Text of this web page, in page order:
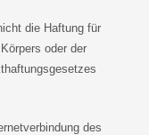
die Haftung für
oder der
des